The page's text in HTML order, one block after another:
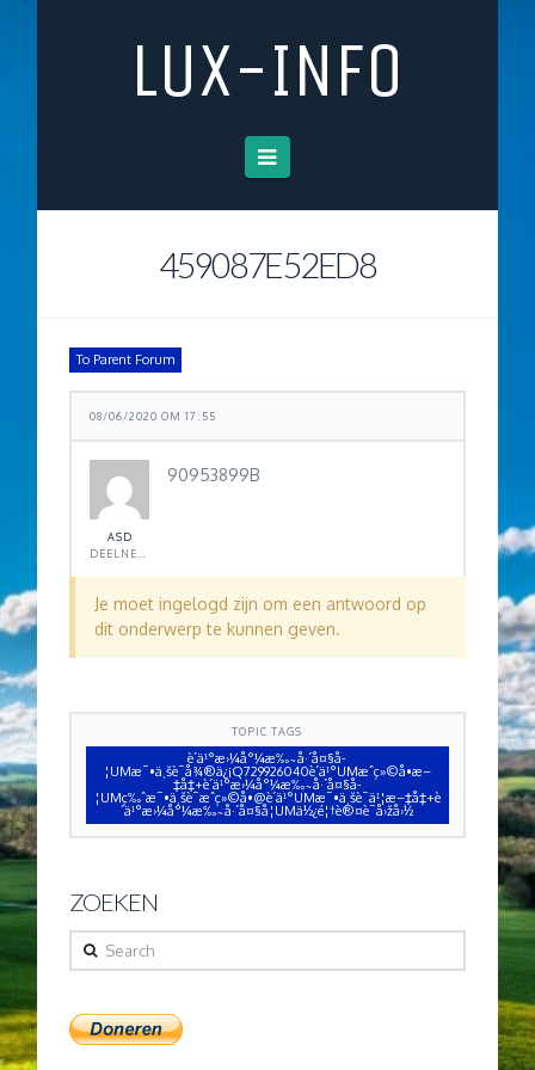
LUX-INFO
Navigation
459087E52ED8
To Parent Forum
08/06/2020 OM 17:55
ASD
90953899B
Je moet ingelogd zijn om een antwoord op
dit onderwerp te kunnen geven.
TOPIC TAGS
è´­ä¹°æ›¼å°¼æ‰˜å·´å¤§å­
¦UMæ¯•ä¸šè¯å¾®ä¿¡Q729926040è´­ä¹°UMæˆç»©å•æ–
‡å‡­+è´­ä¹°æ›¼å°¼æ‰˜å·´å¤§å­
¦UMç‰ˆæ¯•ä¸šè¯æˆç»©å•@è´­ä¹°UMæ¯•ä¸šè¯ä¹¦æ–‡å‡­+è
´­ä¹°æ›¼å°¼æ‰˜å·´å¤§å­¦UMä½¿é¦†è®¤è¯å›žå›½
ZOEKEN
Search